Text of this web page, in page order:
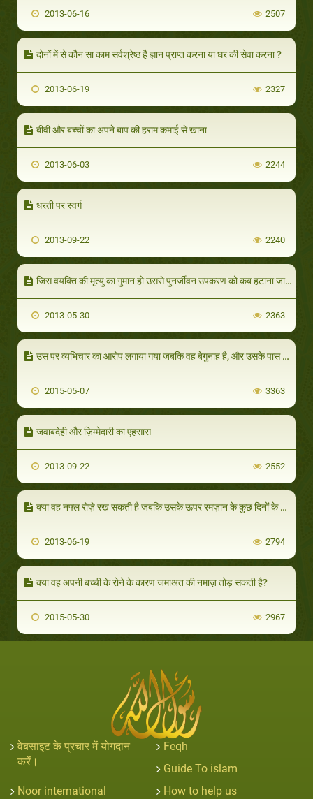
2013-06-16 2507
दोनों में से कौन सा काम सर्वश्रेष्ठ है ज्ञान प्राप्त करना या घर की सेवा करना ?
2013-06-19 2327
बीवी और बच्चों का अपने बाप की हराम कमाई से खाना
2013-06-03 2244
धरती पर स्वर्ग
2013-09-22 2240
जिस वयक्ति की मृत्यु का गुमान हो उससे पुनर्जीवन उपकरण को कब हटाना जायज़ है
2013-05-30 2363
उस पर व्यभिचार का आरोप लगाया गया जबकि वह बेगुनाह है, और उसके पास अपनी बेगुनाही का कोई सबूत व प्रमाण नहीं है। तो वह क्या करे?
2015-05-07 3363
जवाबदेही और ज़िम्मेदारी का एहसास
2013-09-22 2552
क्या वह नफ्ल रोज़े रख सकती है जबकि उसके ऊपर रमज़ान के कुछ दिनों के रोज़े बाक़ी हैं ॽ
2013-06-19 2794
क्या वह अपनी बच्ची के रोने के कारण जमाअत की नमाज़ तोड़ सकती है?
2015-05-30 2967
वेबसाइट के प्रचार में योगदान
करें।
Feqh
Guide To islam
Noor international
How to help us